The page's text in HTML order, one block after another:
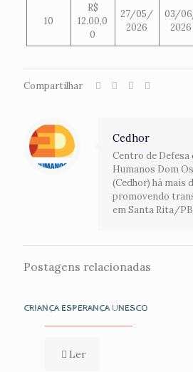
10
R$
12.00,0
0
27/05/
2026
03/
2026
Compartilhar
Cedhor
Centro de
Humanos Dom
(Cedhor) há mais
promovendo
em Santa Rita/PB
Postagens relacionadas
CRIANÇA ESPERANÇA UNESCO
Ler